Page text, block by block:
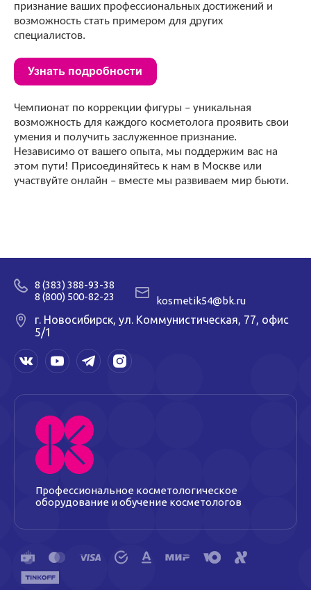
признание ваших профессиональных достижений и
возможность стать примером для других
специалистов.
Чемпионат по коррекции фигуры – уникальная
возможность для каждого косметолога проявить свои
умения и получить заслуженное признание.
Независимо от вашего опыта, мы поддержим вас на
этом пути! Присоединяйтесь к нам в Москве или
участвуйте онлайн – вместе мы развиваем мир бьюти.
8 (383) 388-93-38
8 (800) 500-82-23
kosmetik54@bk.ru
г. Новосибирск, ул. Коммунистическая, 77, офис
5/1
Профессиональное косметологическое
оборудование и обучение косметологов